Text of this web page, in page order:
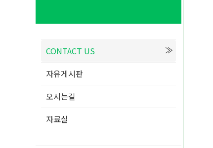
CONTACT US
자유게시판
오시는길
자료실